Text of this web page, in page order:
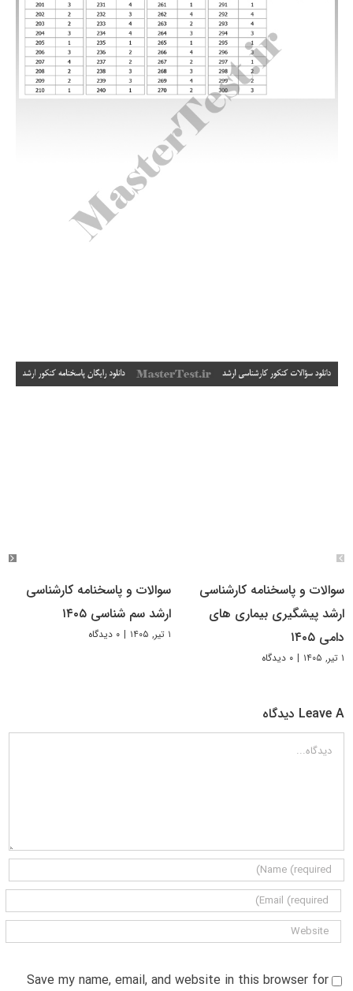
سوالات و پاسخنامه کارشناسی
ارشد پیشگیری بیماری های
دامی ۱۴۰۵
۱ تیر, ۱۴۰۵ | ۰ دیدگاه
سوالات و پاسخنامه کارشناسی
ارشد سم شناسی ۱۴۰۵
۱ تیر, ۱۴۰۵ | ۰ دیدگاه
Leave A دیدگاه
دیدگاه
Save my name, email, and website in this browser for